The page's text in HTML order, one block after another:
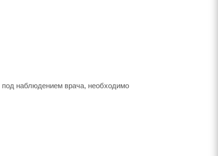
наблюдением врача, необходимо